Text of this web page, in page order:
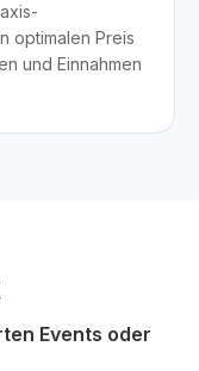
optimalen Preis
und Einnahmen
Events oder